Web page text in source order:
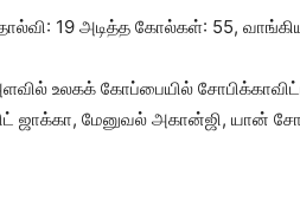
19 அடித்த கோல்கள்: 55,
உலகக் கோப்பையில்
ஜாக்கா, மேனுவல் அகான்ஜி, யான்